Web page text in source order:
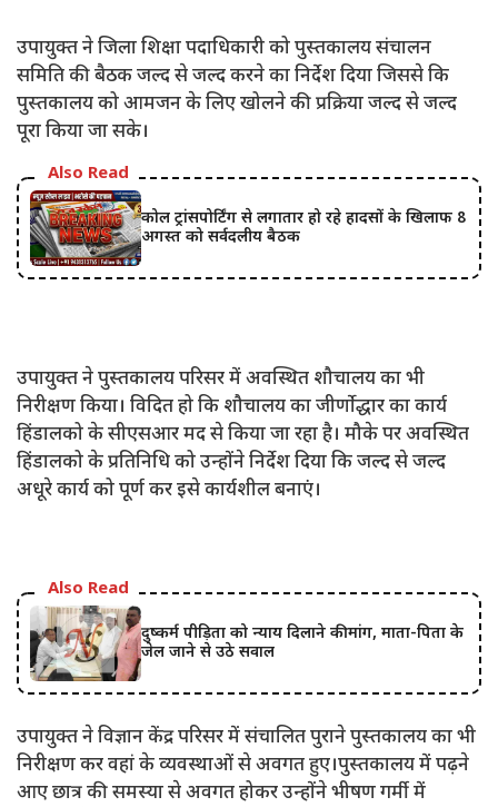
उपायुक्त ने जिला शिक्षा पदाधिकारी को पुस्तकालय संचालन
समिति की बैठक जल्द से जल्द करने का निर्देश दिया जिससे कि
पुस्तकालय को आमजन के लिए खोलने की प्रक्रिया जल्द से जल्द
पूरा किया जा सके।
Also Read
कोल ट्रांसपोर्टिंग से लगातार हो रहे हादसों के खिलाफ 8
अगस्त को सर्वदलीय बैठक
उपायुक्त ने पुस्तकालय परिसर में अवस्थित शौचालय का भी
निरीक्षण किया। विदित हो कि शौचालय का जीर्णोद्धार का कार्य
हिंडालको के सीएसआर मद से किया जा रहा है। मौके पर अवस्थित
हिंडालको के प्रतिनिधि को उन्होंने निर्देश दिया कि जल्द से जल्द
अधूरे कार्य को पूर्ण कर इसे कार्यशील बनाएं।
Also Read
दुष्कर्म पीड़िता को न्याय दिलाने की मांग, माता-पिता के
जेल जाने से उठे सवाल
उपायुक्त ने विज्ञान केंद्र परिसर में संचालित पुराने पुस्तकालय का भी
निरीक्षण कर वहां के व्यवस्थाओं से अवगत हुए।पुस्तकालय में पढ़ने
आए छात्र की समस्या से अवगत होकर उन्होंने भीषण गर्मी में